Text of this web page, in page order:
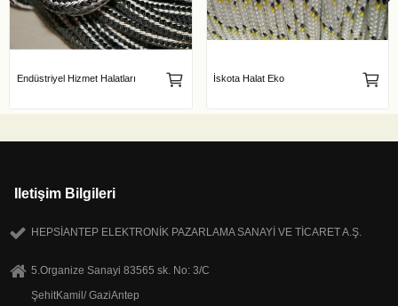
Endüstriyel Hizmet Halatları İskota Halat Eko
Iletişim Bilgileri
HEPSİANTEP ELEKTRONİK PAZARLAMA SANAYİ VE TİCARET A.Ş.
5.Organize Sanayi 83565 sk. No: 3/C
ŞehitKamil/ GaziAntep